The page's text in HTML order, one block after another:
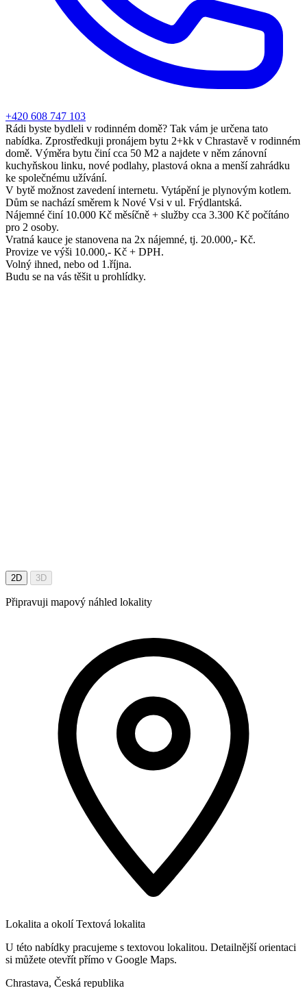
+420 608 747 103
Rádi byste bydleli v rodinném domě? Tak vám je určena tato
nabídka. Zprostředkuji pronájem bytu 2+kk v Chrastavě v rodinném
domě. Výměra bytu činí cca 50 M2 a najdete v něm zánovní
kuchyňskou linku, nové podlahy, plastová okna a menší zahrádku
ke společnému užívání.
V bytě možnost zavedení internetu. Vytápění je plynovým kotlem.
Dům se nachází směrem k Nové Vsi v ul. Frýdlantská.
Nájemné činí 10.000 Kč měsíčně + služby cca 3.300 Kč počítáno
pro 2 osoby.
Vratná kauce je stanovena na 2x nájemné, tj. 20.000,- Kč.
Provize ve výši 10.000,- Kč + DPH.
Volný ihned, nebo od 1.října.
Budu se na vás těšit u prohlídky.
2D 3D
Připravuji mapový náhled lokality
Lokalita a okolí Textová lokalita
U této nabídky pracujeme s textovou lokalitou. Detailnější orientaci
si můžete otevřít přímo v Google Maps.
Chrastava, Česká republika